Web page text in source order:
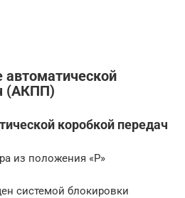
автоматической
(АКПП)
коробкой передач
из положения «Р»
системой блокировки